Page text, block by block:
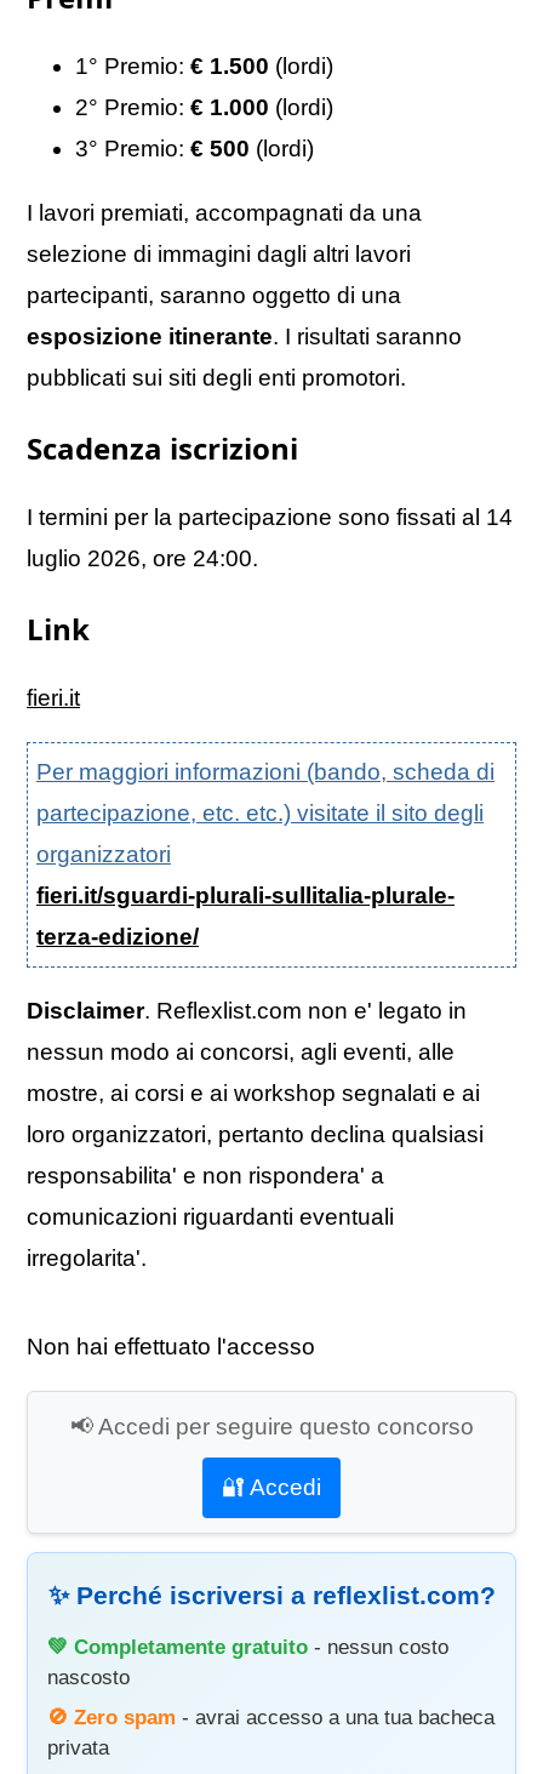
1° Premio: € 1.500 (lordi)
2° Premio: € 1.000 (lordi)
3° Premio: € 500 (lordi)
I lavori premiati, accompagnati da una
selezione di immagini dagli altri lavori
partecipanti, saranno oggetto di una
esposizione itinerante. I risultati saranno
pubblicati sui siti degli enti promotori.
Scadenza iscrizioni
I termini per la partecipazione sono fissati al 14
luglio 2026, ore 24:00.
Link
fieri.it
Per maggiori informazioni (bando, scheda di
partecipazione, etc. etc.) visitate il sito degli
organizzatori
fieri.it/sguardi-plurali-sullitalia-plurale-
terza-edizione/
Disclaimer. Reflexlist.com non e' legato in
nessun modo ai concorsi, agli eventi, alle
mostre, ai corsi e ai workshop segnalati e ai
loro organizzatori, pertanto declina qualsiasi
responsabilita' e non rispondera' a
comunicazioni riguardanti eventuali
irregolarita'.
Non hai effettuato l'accesso
📢 Accedi per seguire questo concorso
🔐 Accedi
✨ Perché iscriversi a reflexlist.com?
💚 Completamente gratuito - nessun costo
nascosto
🚫 Zero spam - avrai accesso a una tua bacheca
privata